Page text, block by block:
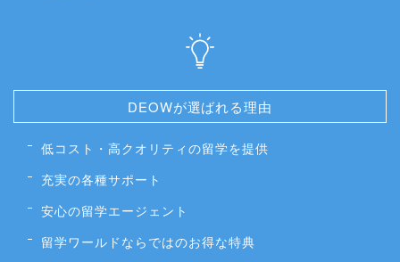
DEOWが選ばれる理由
低コスト・高クオリティの留学を提供
充実の各種サポート
安心の留学エージェント
留学ワールドならではのお得な特典